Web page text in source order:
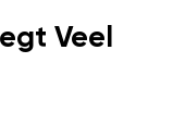
Veel